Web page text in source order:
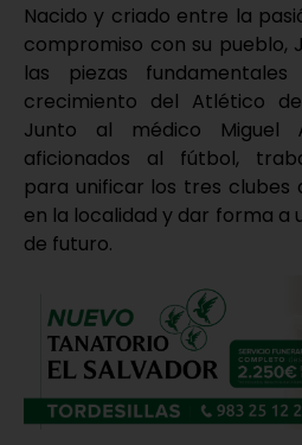
Nacido y criado entre la
compromiso con su pueblo,
las piezas
crecimiento del Atlético de
Junto al médico Miguel
aficionados al fútbol,
para unificar los tres clubes
en la localidad y dar forma a
de futuro.